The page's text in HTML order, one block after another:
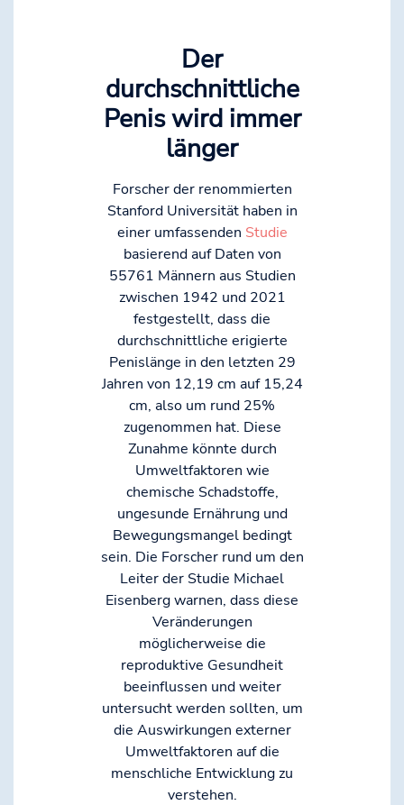
Der
durchschnittliche
Penis wird immer
länger
Forscher der renommierten
Stanford Universität haben in
einer umfassenden Studie
basierend auf Daten von
55761 Männern aus Studien
zwischen 1942 und 2021
festgestellt, dass die
durchschnittliche erigierte
Penislänge in den letzten 29
Jahren von 12,19 cm auf 15,24
cm, also um rund 25%
zugenommen hat. Diese
Zunahme könnte durch
Umweltfaktoren wie
chemische Schadstoffe,
ungesunde Ernährung und
Bewegungsmangel bedingt
sein. Die Forscher rund um den
Leiter der Studie Michael
Eisenberg warnen, dass diese
Veränderungen
möglicherweise die
reproduktive Gesundheit
beeinflussen und weiter
untersucht werden sollten, um
die Auswirkungen externer
Umweltfaktoren auf die
menschliche Entwicklung zu
verstehen.